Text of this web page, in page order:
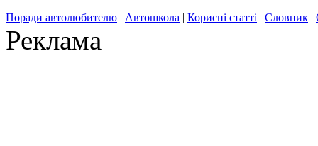
Поради автолюбителю | Автошкола | Корисні статті | Словник |
Реклама